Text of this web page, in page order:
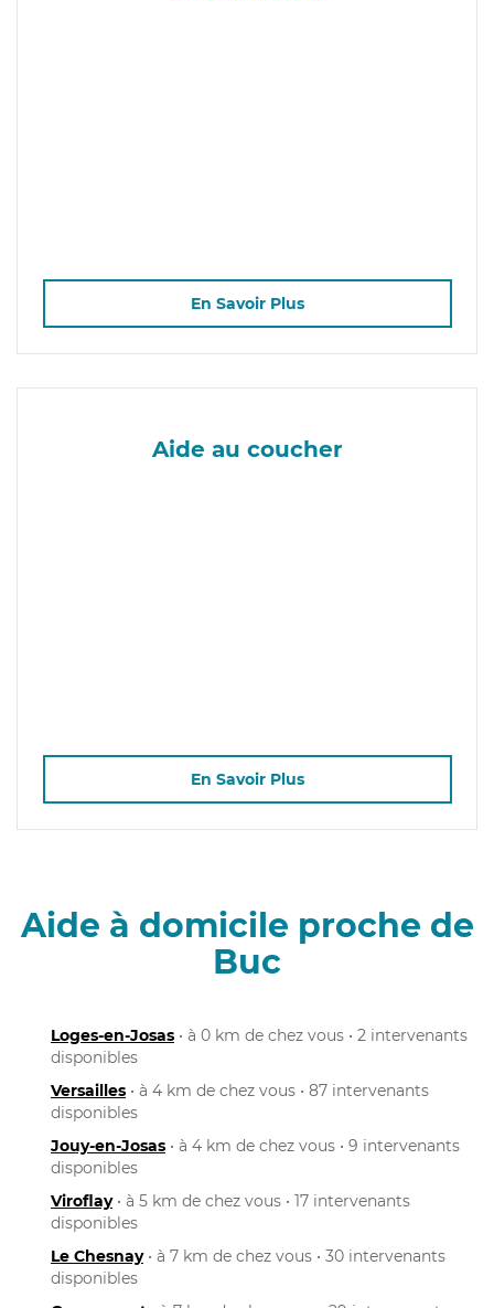
En Savoir Plus
Aide au coucher
En Savoir Plus
Aide à domicile proche de
Buc
Loges-en-Josas • à 0 km de chez vous • 2 intervenants
disponibles
Versailles • à 4 km de chez vous • 87 intervenants
disponibles
Jouy-en-Josas • à 4 km de chez vous • 9 intervenants
disponibles
Viroflay• à 5 km de chez vous • 17 intervenants
disponibles
Le Chesnay• à 7 km de chez vous • 30 intervenants
disponibles